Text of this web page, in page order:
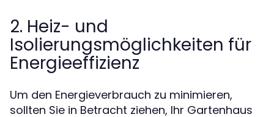
2. Heiz- und
Isolierungsmöglichkeiten für
Energieeffizienz
Um den Energieverbrauch zu minimieren,
sollten Sie in Betracht ziehen, Ihr Gartenhaus